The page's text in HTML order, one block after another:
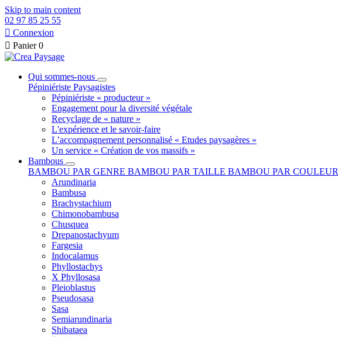
Skip to main content
02 97 85 25 55
 Connexion
 Panier 0
Qui sommes-nous
Pépiniériste Paysagistes
Pépiniériste « producteur »
Engagement pour la diversité végétale
Recyclage de « nature »
L'expérience et le savoir-faire
L’accompagnement personnalisé « Etudes paysagères »
Un service « Création de vos massifs »
Bambous
BAMBOU PAR GENRE BAMBOU PAR TAILLE BAMBOU PAR COULEUR
Arundinaria
Bambusa
Brachystachium
Chimonobambusa
Chusquea
Drepanostachyum
Fargesia
Indocalamus
Phyllostachys
X Phyllosasa
Pleioblastus
Pseudosasa
Sasa
Semiarundinaria
Shibataea